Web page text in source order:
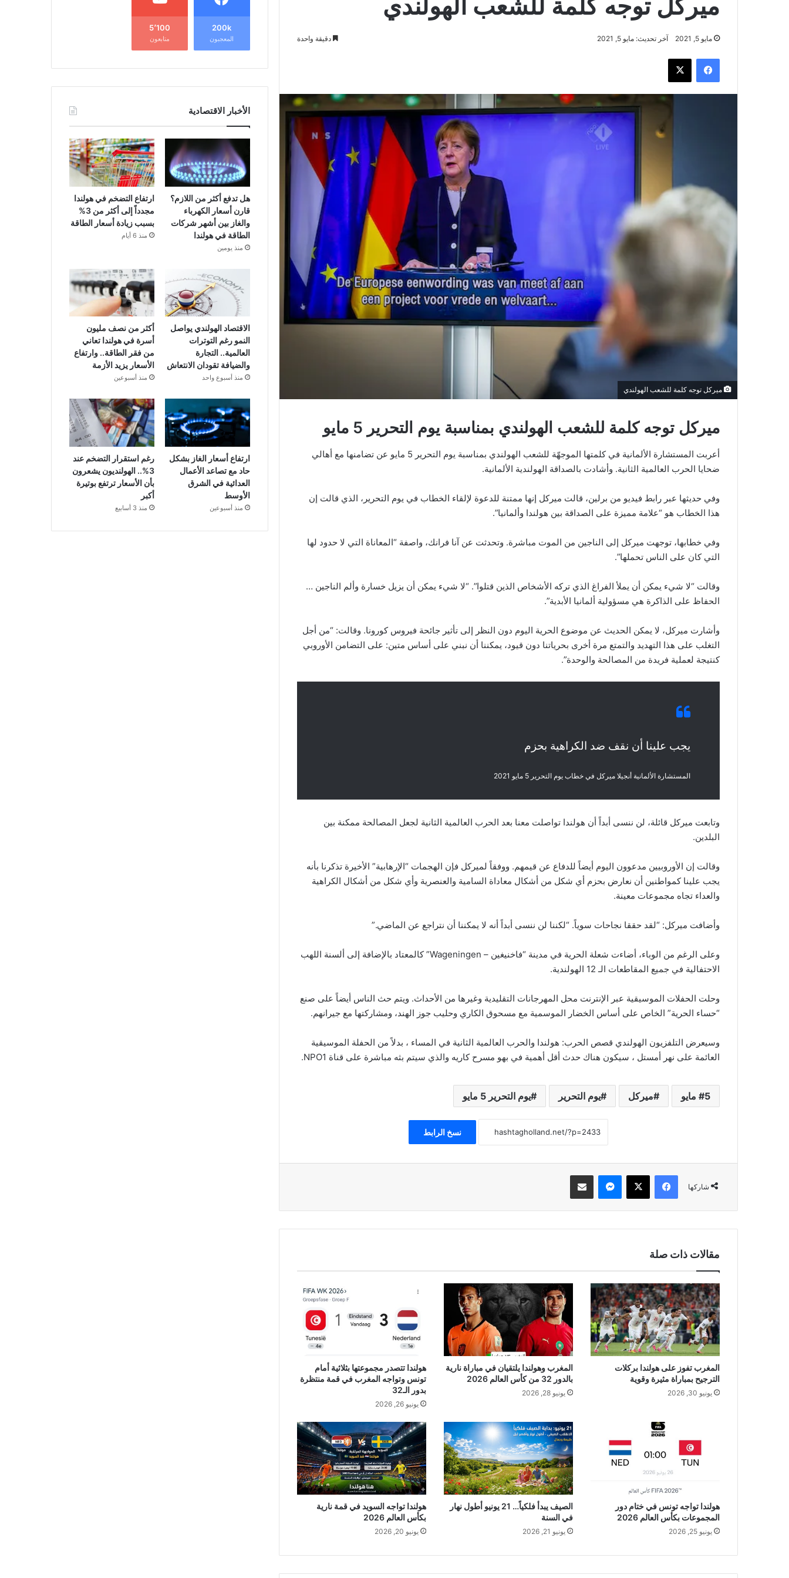
ميركل توجه كلمة للشعب الهولندي
مايو 5, 2021 آخر تحديث: مايو 5, 2021 دقيقة واحدة
فيسبوك ‫X
ميركل توجه كلمة للشعب الهولندي
ميركل توجه كلمة للشعب الهولندي بمناسبة يوم التحرير 5 مايو
أعربت المستشارة الألمانية في كلمتها الموجهّة للشعب الهولندي بمناسبة يوم التحرير 5 مايو عن تضامنها مع أهالي
ضحايا الحرب العالمية الثانية. وأشادت بالصداقة الهولندية الألمانية.
وفي حديثها عبر رابط فيديو من برلين، قالت ميركل إنها ممتنة للدعوة لإلقاء الخطاب في يوم التحرير، الذي قالت إن
هذا الخطاب هو “علامة مميزة على الصداقة بين هولندا وألمانيا”.
وفي خطابها، توجهت ميركل إلى الناجين من الموت مباشرة. وتحدثت عن آنا فرانك، واصفة “المعاناة التي لا حدود لها
التي كان على الناس تحملها”.
وقالت “لا شيء يمكن أن يملأ الفراغ الذي تركه الأشخاص الذين قتلوا”. “لا شيء يمكن أن يزيل خسارة وألم الناجين …
الحفاظ على الذاكرة هي مسؤولية ألمانيا الأبدية”.
وأشارت ميركل، لا يمكن الحديث عن موضوع الحرية اليوم دون النظر إلى تأثير جائحة فيروس كورونا. وقالت: “من أجل
التغلب على هذا التهديد والتمتع مرة أخرى بحرياتنا دون قيود، يمكننا أن نبني على أساس متين: على التضامن الأوروبي
كنتيجة لعملية فريدة من المصالحة والوحدة”.
يجب علينا أن نقف ضد الكراهية بحزم
المستشارة الألمانية أنجيلا ميركل في خطاب يوم التحرير 5 مايو 2021
وتابعت ميركل قائلة، لن ننسى أبداً أن هولندا تواصلت معنا بعد الحرب العالمية الثانية لجعل المصالحة ممكنة بين
البلدين.
وقالت إن الأوروبيين مدعوون اليوم أيضاً للدفاع عن قيمهم. ووفقاً لميركل فإن الهجمات “الإرهابية” الأخيرة تذكرنا بأنه
يجب علينا كمواطنين أن نعارض بحزم أي شكل من أشكال معاداة السامية والعنصرية وأي شكل من أشكال الكراهية
والعداء تجاه مجموعات معينة.
وأضافت ميركل: “لقد حققا نجاحات سوياً. “لكننا لن ننسى أبداً أنه لا يمكننا أن نتراجع عن الماضي.”
وعلى الرغم من الوباء، أضاءت شعلة الحرية في مدينة “فاخنيغين – Wageningen” كالمعتاد بالإضافة إلى ألسنة اللهب
الاحتفالية في جميع المقاطعات الـ 12 الهولندية.
وحلت الحفلات الموسيقية عبر الإنترنت محل المهرجانات التقليدية وغيرها من الأحداث. ويتم حث الناس أيضاً على صنع
“حساء الحرية” الخاص على أساس الخضار الموسمية مع مسحوق الكاري وحليب جوز الهند، ومشاركتها مع جيرانهم.
وسيعرض التلفزيون الهولندي قصص الحرب: هولندا والحرب العالمية الثانية في المساء ، بدلاً من الحفلة الموسيقية
العائمة على نهر أمستل ، سيكون هناك حدث أقل أهمية في بهو مسرح كاريه والذي سيتم بثه مباشرة على قناة NPO1.
5 مايو ميركل يوم التحرير يوم التحرير 5 مايو
نسخ الرابط
شاركها
فيسبوك ‫X ماسنجر مشاركة عبر البريد
مقالات ذات صلة
المغرب تفوز على هولندا بركلات
الترجيح بمباراة مثيرة وقوية
يونيو 30, 2026
المغرب وهولندا يلتقيان في مباراة نارية
بالدور 32 من كأس العالم 2026
يونيو 28, 2026
هولندا تتصدر مجموعتها بثلاثية أمام
تونس وتواجه المغرب في قمة منتظرة
بدور الـ32
يونيو 26, 2026
هولندا تواجه تونس في ختام دور
المجموعات بكأس العالم 2026
يونيو 25, 2026
الصيف يبدأ فلكياً… 21 يونيو أطول نهار
في السنة
يونيو 21, 2026
هولندا تواجه السويد في قمة نارية
بكأس العالم 2026
يونيو 20, 2026
200k
المعجبون
5٬100
متابعون
الأخبار الاقتصادية
هل تدفع أكثر من اللازم؟
قارن أسعار الكهرباء
والغاز بين أشهر شركات
الطاقة في هولندا
منذ يومين
ارتفاع التضخم في هولندا
مجدداً إلى أكثر من 3%
بسبب زيادة أسعار الطاقة
منذ 6 أيام
الاقتصاد الهولندي يواصل
النمو رغم التوترات
العالمية.. التجارة
والضيافة تقودان الانتعاش
منذ أسبوع واحد
أكثر من نصف مليون
أسرة في هولندا تعاني
من فقر الطاقة.. وارتفاع
الأسعار يزيد الأزمة
منذ أسبوعين
ارتفاع أسعار الغاز بشكل
حاد مع تصاعد الأعمال
العدائية في الشرق
الأوسط
منذ أسبوعين
رغم استقرار التضخم عند
3%.. الهولنديون يشعرون
بأن الأسعار ترتفع بوتيرة
أكبر
منذ 3 أسابيع